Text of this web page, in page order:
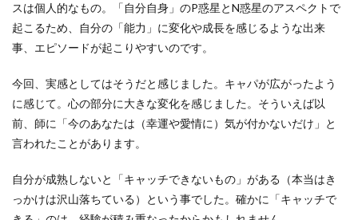
スは個人的なもの。「自分自身」のP惑星とN惑星のアスペクトで
起こるため、自分の「能力」に変化や成長を感じるような出来
事、エピソードが起こりやすいのです。
今回、実感としてはそうだと感じました。キャパが広がったよう
に感じて。心の部分に大きな変化を感じました。そういえば以
前、師に「今のあなたは（幸運や愛情に）気が付かないだけ」と
言われたことがあります。
自分が成熟しないと「キャッチできないもの」がある（本当はき
っかけは沢山落ちている）という事でした。確かに「キャッチで